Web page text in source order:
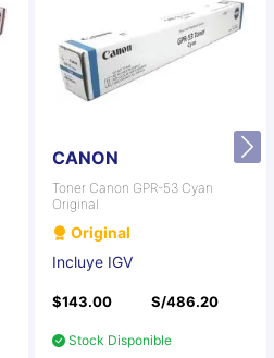
CANON
Toner Canon GPR-53 Cyan
Original
Original
Incluye IGV
$143.00 S/486.20
Stock Disponible